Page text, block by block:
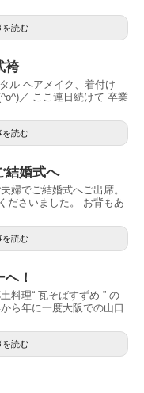
を読む
袴
ル ヘアメイク、着付け
／ ここ連日続けて 卒業
を読む
結婚式へ
婦でご結婚式へご出席。
ださいました。 お背もあ
を読む
！
料理“ 瓦そばすずめ ” の
ら年に一度大阪での山口
を読む